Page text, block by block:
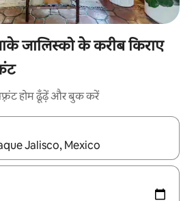
जालिस्को के करीब किराए
होम ढूँढ़ें और बुक करें
अप और डाउन 'ऐरो की' का इस्तेमाल करके नेविगेट